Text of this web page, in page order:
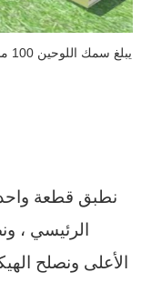
نطبق قطعة
الرئيسي ،